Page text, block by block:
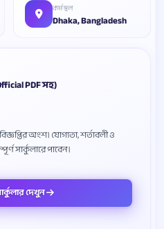
কর্মস্থল
Dhaka, Bangladesh
PDF সহ)
অংশ। যোগ্যতা, শর্তাবলী ও
দেখুন